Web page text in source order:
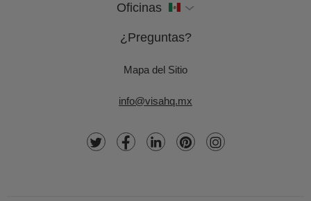
Oficinas
¿Preguntas?
Mapa del Sitio
info@visahq.mx